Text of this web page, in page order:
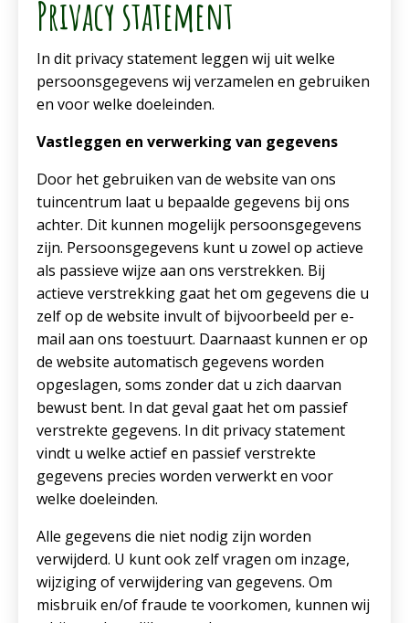
Privacy statement
In dit privacy statement leggen wij uit welke
persoonsgegevens wij verzamelen en gebruiken
en voor welke doeleinden.
Vastleggen en verwerking van gegevens
Door het gebruiken van de website van ons
tuincentrum laat u bepaalde gegevens bij ons
achter. Dit kunnen mogelijk persoonsgegevens
zijn. Persoonsgegevens kunt u zowel op actieve
als passieve wijze aan ons verstrekken. Bij
actieve verstrekking gaat het om gegevens die u
zelf op de website invult of bijvoorbeeld per e-
mail aan ons toestuurt. Daarnaast kunnen er op
de website automatisch gegevens worden
opgeslagen, soms zonder dat u zich daarvan
bewust bent. In dat geval gaat het om passief
verstrekte gegevens. In dit privacy statement
vindt u welke actief en passief verstrekte
gegevens precies worden verwerkt en voor
welke doeleinden.
Alle gegevens die niet nodig zijn worden
verwijderd. U kunt ook zelf vragen om inzage,
wijziging of verwijdering van gegevens. Om
misbruik en/of fraude te voorkomen, kunnen wij